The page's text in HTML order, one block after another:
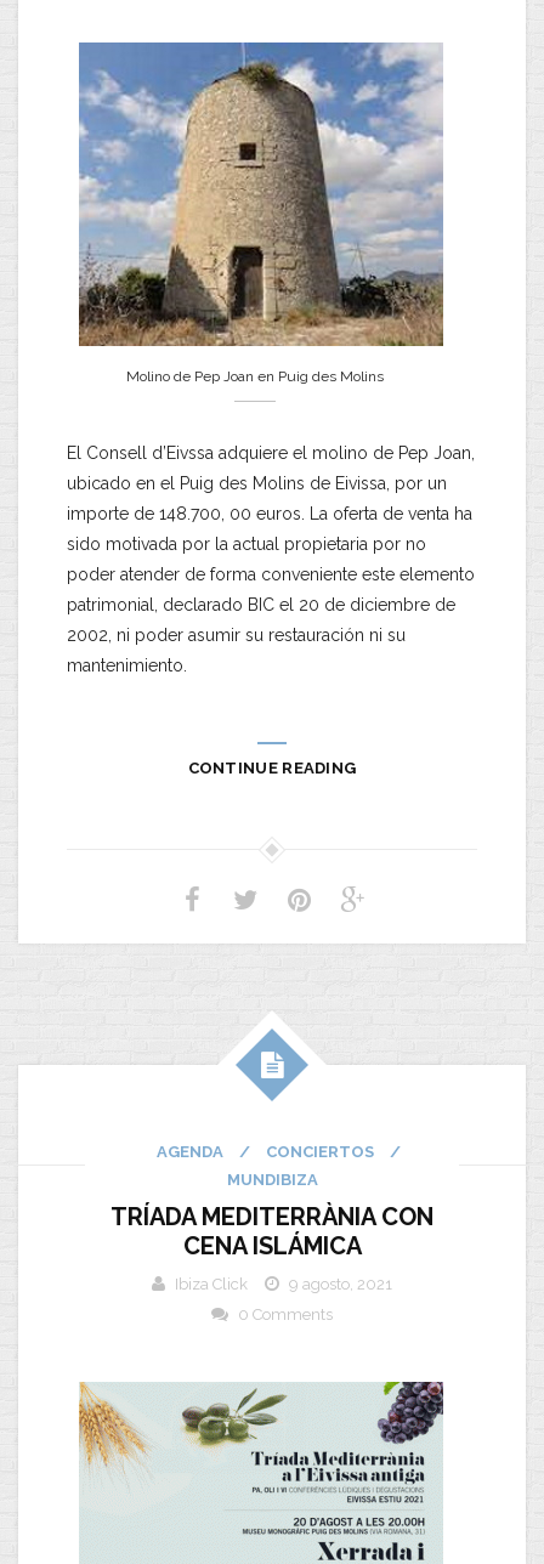
Molino de Pep Joan en Puig des Molins
El Consell d’Eivssa adquiere el molino de Pep Joan,
ubicado en el Puig des Molins de Eivissa, por un
importe de 148.700, 00 euros. La oferta de venta ha
sido motivada por la actual propietaria por no
poder atender de forma conveniente este elemento
patrimonial, declarado BIC el 20 de diciembre de
2002, ni poder asumir su restauración ni su
mantenimiento.
CONTINUE READING
AGENDA / CONCIERTOS
/
MUNDIBIZA
TRÍADA MEDITERRÀNIA CON
CENA ISLÁMICA
Ibiza Click
9 agosto, 2021
0 Comments